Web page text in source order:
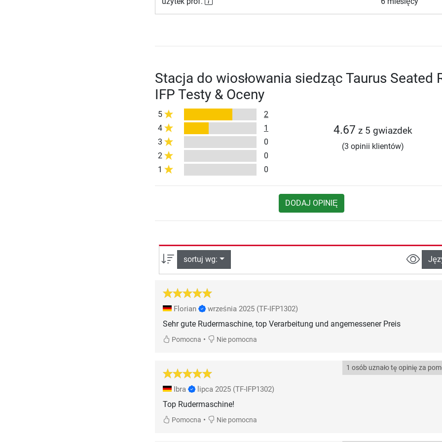
Stacja do wiosłowania siedząc Taurus Seated
IFP Testy & Oceny
5
2
4
1
3
0
2
0
1
0
4.67 z 5 gwiazdek
(3 opinii klientów)
DODAJ OPINIĘ
sortuj wg:
Florian września 2025 (TF-IFP1302)
Sehr gute Rudermaschine, top Verarbeitung und angemessener Preis
Pomocna • Nie pomocna
1 osób uznało tę opinię za
Ibra lipca 2025 (TF-IFP1302)
Top Rudermaschine!
Pomocna • Nie pomocna